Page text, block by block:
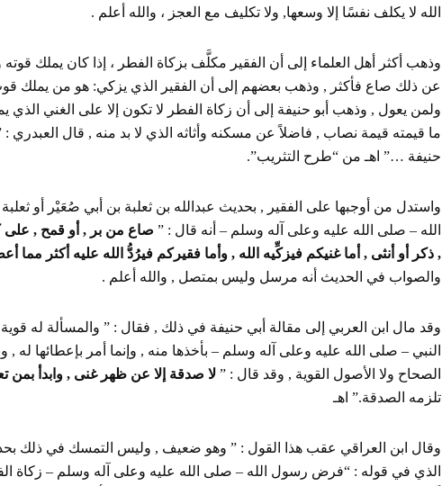
الله لا يكلف نفسًا إلا وسعها, ولا تكليف مع العجز ، والله أعلم .
وذهب أكثر أهل العلماء إلى أن الفقير مكلَّف بزكاة الفطر ، إذا كان يملك
عن ذلك صاع فأكثر , وذهب بعضهم إلى أن الفقير الذي يزكي: هو من يملك
ولمن يعول , وذهب أبو حنيفة إلى أن زكاة الفطر لا تكون إلا على الغني الذي
ما قيمته قيمة نصاب , فاضلاً عن مسكنه وأثاثه الذي لا بد منه , قال العبدري
حنيفة …” اهـ من “طرح التثريب”.
واستدل من أوجبها على الفقير , بحديث عبدالله بن ثعلبة بن أبي صُعَيْر أو
الله – صلى الله عليه وعلى آله وسلم – أنه قال : ” صاع من بر , أو قمح , على
, ذكر أو أنثى , أما غنيكم فيزكِّيه الله , وأما فقيركم فيرُدُّ الله عليه أكثر مما
والصواب في الحديث أنه مرسل وليس بمتصل , والله أعلم .
وقد مال ابن العربي إلى مقالة أبي حنيفة في ذلك , فقال : ” والمسألة له قوية
النبي – صلى الله عليه وعلى آله وسلم – بأخذها منه , وإنما أمر بإعطائها له ,
الصحاح ولا الأصول القوية , وقد قال : ” لا صدقة إلا عن ظهر غنى , وابدأ بمن
تلزمه الصدقة.” اهـ
وقال ابن العراقي عقب هذا القول : ” وهو ضعيف , وليس التمسك في ذلك
الذي في قوله : “فرض رسول الله – صلى الله عليه وعلى آله وسلم – زكاة